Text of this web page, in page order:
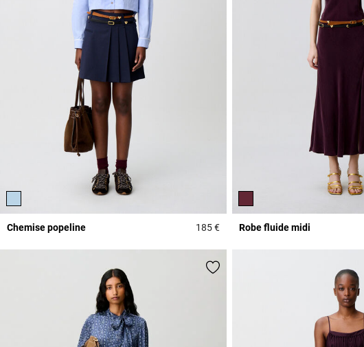
Chemise popeline 185 €5 out of 5 Customer Rating
Robe fluide midi